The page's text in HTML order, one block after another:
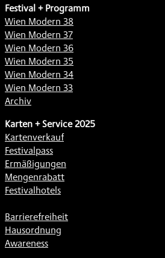
Festival + Programm
Wien Modern 38
Wien Modern 37
Wien Modern 36
Wien Modern 35
Wien Modern 34
Wien Modern 33
Archiv
Karten + Service 2025
Kartenverkauf
Festivalpass
Ermäßigungen
Mengenrabatt
Festivalhotels
Barrierefreiheit
Hausordnung
Awareness